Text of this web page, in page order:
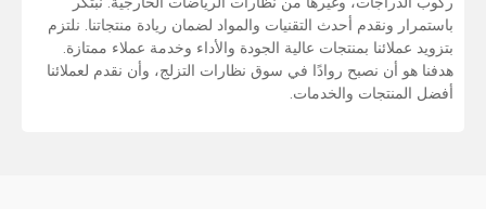
باستمرار ونقدم أحدث التقنيات والمواد لضمان ريادة منتجاتنا. نلتزم
بتزويد عملائنا بمنتجات عالية الجودة والأداء وخدمة عملاء ممتازة.
هدفنا هو أن نصبح روادًا في سوق نظارات التزلج، وأن نقدم لعملائنا
أفضل المنتجات والخدمات.